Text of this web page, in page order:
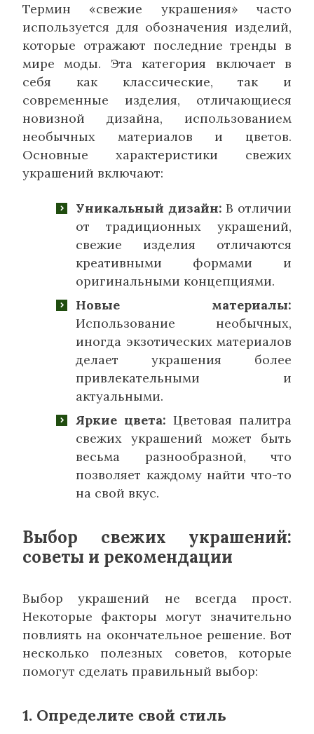
Термин «свежие украшения» часто
используется для обозначения изделий,
которые отражают последние тренды в
мире моды. Эта категория включает в
себя как классические, так и
современные изделия, отличающиеся
новизной дизайна, использованием
необычных материалов и цветов.
Основные характеристики свежих
украшений включают:
Уникальный дизайн: В отличии
от традиционных украшений,
свежие изделия отличаются
креативными формами и
оригинальными концепциями.
Новые материалы:
Использование необычных,
иногда экзотических материалов
делает украшения более
привлекательными и
актуальными.
Яркие цвета: Цветовая палитра
свежих украшений может быть
весьма разнообразной, что
позволяет каждому найти что-то
на свой вкус.
Выбор свежих украшений:
советы и рекомендации
Выбор украшений не всегда прост.
Некоторые факторы могут значительно
повлиять на окончательное решение. Вот
несколько полезных советов, которые
помогут сделать правильный выбор:
1. Определите свой стиль